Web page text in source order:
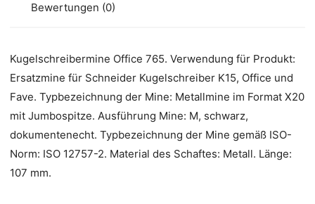
Bewertungen (0)
Kugelschreibermine Office 765. Verwendung für Produkt:
Ersatzmine für Schneider Kugelschreiber K15, Office und
Fave. Typbezeichnung der Mine: Metallmine im Format X20
mit Jumbospitze. Ausführung Mine: M, schwarz,
dokumentenecht. Typbezeichnung der Mine gemäß ISO-
Norm: ISO 12757-2. Material des Schaftes: Metall. Länge:
107 mm.